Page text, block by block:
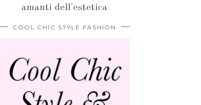
amanti dell'estetica
COOL CHIC STYLE FASHION